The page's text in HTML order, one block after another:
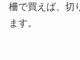
柵で買えば、切
ます。